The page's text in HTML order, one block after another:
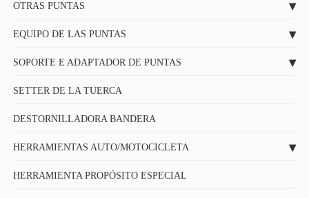
OTRAS PUNTAS
EQUIPO DE LAS PUNTAS
SOPORTE E ADAPTADOR DE PUNTAS
SETTER DE LA TUERCA
DESTORNILLADORA BANDERA
HERRAMIENTAS AUTO/MOTOCICLETA
HERRAMIENTA PROPÓSITO ESPECIAL